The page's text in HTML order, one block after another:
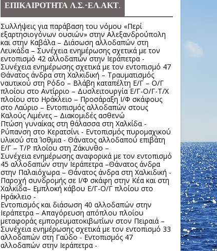
ΕΠΙΚΑΙΡΟΤΗΤΑ Λ.Σ.-ΕΛ.ΑΚΤ.
Συλλήψεις για παράβαση του νόμου «Περί
εξαρτησιογόνων ουσιών» στην Αλεξανδρούπολη
και στην Καβάλα – Διάσωση αλλοδαπών στη
Λευκάδα – Συνέχεια ενημέρωσης σχετικά με τον
εντοπισμό 42 αλλοδαπών στην Ιεράπετρα -
Συνέχεια ενημέρωσης σχετικά με τον εντοπισμό 47
Θάνατος άνδρα στη Χαλκιδική – Τραυματισμός
ναυτικού στη Ρόδο – Βλάβη καταπέλτη Ε/Γ – Ο/Γ
πλοίου στο Αντίρριο – Δυσλειτουργία Ε/Γ-Ο/Γ-Τ/Χ
πλοίου στο Ηράκλειο – Προσάραξη Ι/Φ σκάφους
στο Λαύριο – Εντοπισμός αλλοδαπών στους
Καλούς Λιμένες – Διακομιδές ασθενώ
Πτώση γυναίκας στη θάλασσα στη Χαλκίδα -
Ρύπανση στο Κερατσίνι - Εντοπισμός πυρομαχικού
υλικού στα Ίσθμια - Θάνατος αλλοδαπού επιβάτη
Ε/Γ – Τ/Ρ πλοίου στη Ζάκυνθο –
Συνέχεια ενημέρωσης αναφορικά με τον εντοπισμό
45 αλλοδαπών στην Ιεράπετρα –Θάνατος άνδρα
στην Παλαιόχωρα – Θάνατος άνδρα στη Χαλκιδική -
Παροχή συνδρομής σε Ι/Φ σκάφη στην Κέα και στη
Χαλκίδα– Εμπλοκή κάβου Ε/Γ-Ο/Γ πλοίου στο
Ηράκλειο -
Εντοπισμός και διάσωση 40 αλλοδαπών στην
Ιεράπετρα – Απαγόρευση απόπλου πλοίου
μεταφοράς εμπορευματοκιβωτίων στον Πειραιά –
Συνέχεια ενημέρωσης σχετικά με τον εντοπισμό 33
αλλοδαπών στη Γαύδο - Εντοπισμός 47
αλλοδαπών στην Ιεράπετρα -